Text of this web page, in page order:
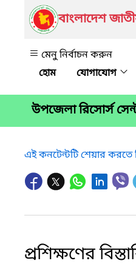
বাংলাদেশ
মেনু নির্বাচন করুন
যোগাযোগ
উপজেলা রিসোর্স
এই কনটেন্টটি শেয়ার
প্রশিক্ষণের